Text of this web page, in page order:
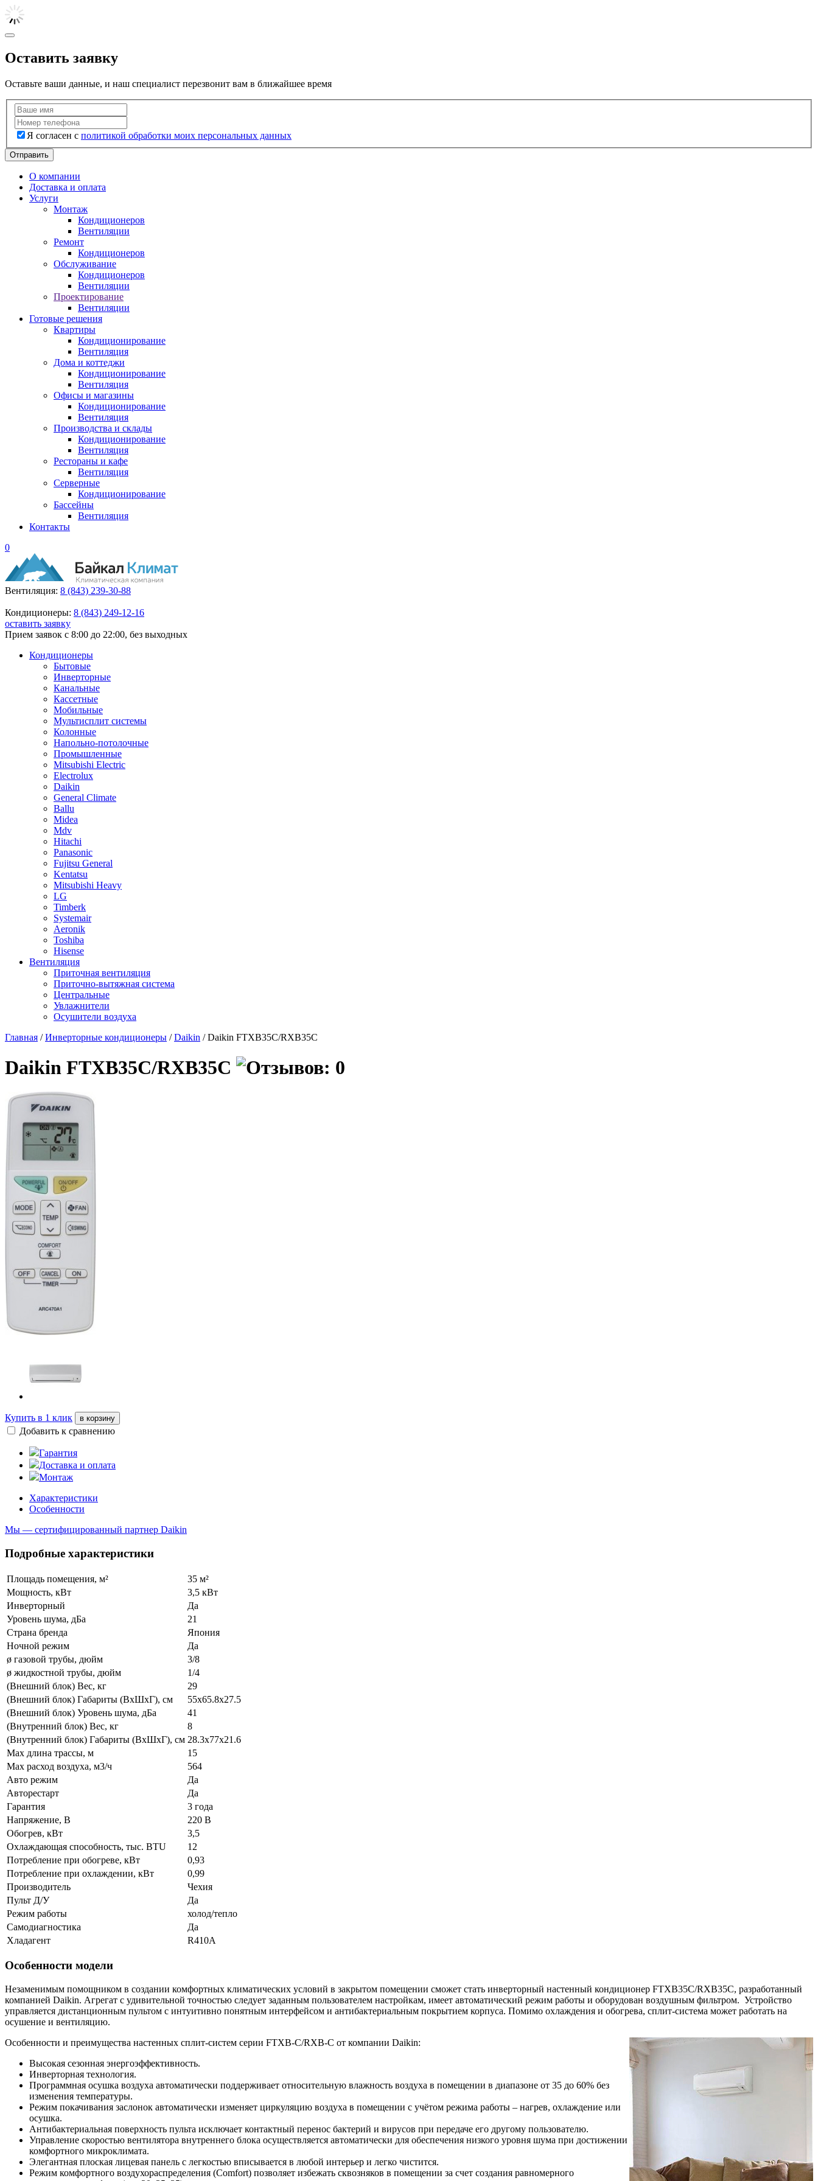
Оставить заявку
Оставьте ваши данные, и наш специалист перезвонит вам в ближайшее время
Я согласен с политикой обработки моих персональных данных
Отправить
О компании
Доставка и оплата
Услуги
Монтаж
Кондиционеров
Вентиляции
Ремонт
Кондиционеров
Обслуживание
Кондиционеров
Вентиляции
Проектирование
Вентиляции
Готовые решения
Квартиры
Кондиционирование
Вентиляция
Дома и коттеджи
Кондиционирование
Вентиляция
Офисы и магазины
Кондиционирование
Вентиляция
Производства и склады
Кондиционирование
Вентиляция
Рестораны и кафе
Вентиляция
Серверные
Кондиционирование
Бассейны
Вентиляция
Контакты
0
Вентиляция: 8 (843) 239-30-88
Кондиционеры: 8 (843) 249-12-16
оставить заявку
Прием заявок с 8:00 до 22:00, без выходных
Кондиционеры
Бытовые
Инверторные
Канальные
Кассетные
Мобильные
Мультисплит системы
Колонные
Напольно-потолочные
Промышленные
Mitsubishi Electric
Electrolux
Daikin
General Climate
Ballu
Midea
Mdv
Hitachi
Panasonic
Fujitsu General
Kentatsu
Mitsubishi Heavy
LG
Timberk
Systemair
Aeronik
Toshiba
Hisense
Вентиляция
Приточная вентиляция
Приточно-вытяжная система
Центральные
Увлажнители
Осушители воздуха
Главная /Инверторные кондиционеры /Daikin / Daikin FTXB35C/RXB35C
Daikin FTXB35C/RXB35C
Купить в 1 клик в корзину
Добавить к сравнению
Гарантия
Доставка и оплата
Монтаж
Характеристики
Особенности
Мы — сертифицированный партнер Daikin
Подробные характеристики
Площадь помещения, м²
35 м²
Мощность, кВт
3,5 кВт
Инверторный
Да
Уровень шума, дБа
21
Страна бренда
Япония
Ночной режим
Да
ø газовой трубы, дюйм
3/8
ø жидкостной трубы, дюйм
1/4
(Внешний блок) Вес, кг
29
(Внешний блок) Габариты (ВхШхГ), см
55x65.8x27.5
(Внешний блок) Уровень шума, дБа
41
(Внутренний блок) Вес, кг
8
(Внутренний блок) Габариты (ВхШхГ), см 28.3x77x21.6
Max длина трассы, м
15
Max расход воздуха, м3/ч
564
Авто режим
Да
Авторестарт
Да
Гарантия
3 года
Напряжение, В
220 В
Обогрев, кВт
3,5
Охлаждающая способность, тыс. BTU
12
Потребление при обогреве, кВт
0,93
Потребление при охлаждении, кВт
0,99
Производитель
Чехия
Пульт Д/У
Да
Режим работы
холод/тепло
Самодиагностика
Да
Хладагент
R410A
Особенности модели
Незаменимым помощником в создании комфортных климатических условий в закрытом помещении сможет стать инверторный настенный кондиционер FTXB35C/RXB35C, разработанный
компанией Daikin. Агрегат с удивительной точностью следует заданным пользователем настройкам, имеет автоматический режим работы и оборудован воздушным фильтром. Устройство
управляется дистанционным пультом с интуитивно понятным интерфейсом и антибактериальным покрытием корпуса. Помимо охлаждения и обогрева, сплит-система может работать на
осушение и вентиляцию.
Особенности и преимущества настенных сплит-систем серии FTXB-C/RXB-C от компании Daikin:
Высокая сезонная энергоэффективность.
Инверторная технология.
Программная осушка воздуха автоматически поддерживает относительную влажность воздуха в помещении в диапазоне от 35 до 60% без
изменения температуры.
Режим покачивания заслонок автоматически изменяет циркуляцию воздуха в помещении с учётом режима работы – нагрев, охлаждение или
осушка.
Антибактериальная поверхность пульта исключает контактный перенос бактерий и вирусов при передаче его другому пользователю.
Управление скоростью вентилятора внутреннего блока осуществляется автоматически для обеспечения низкого уровня шума при достижении
комфортного микроклимата.
Элегантная плоская лицевая панель с легкостью вписывается в любой интерьер и легко чистится.
Режим комфортного воздухораспределения (Comfort) позволяет избежать сквозняков в помещении за счет создания равномерного